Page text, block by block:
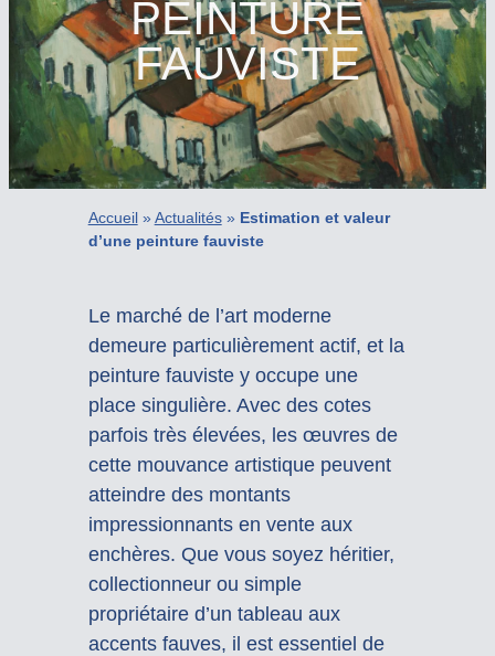
PEINTURE
FAUVISTE
Accueil»Actualités» Estimation et valeur
d’une peinture fauviste
Le marché de l’art moderne
demeure particulièrement actif, et la
peinture fauviste y occupe une
place singulière. Avec des cotes
parfois très élevées, les œuvres de
cette mouvance artistique peuvent
atteindre des montants
impressionnants en vente aux
enchères. Que vous soyez héritier,
collectionneur ou simple
propriétaire d’un tableau aux
accents fauves, il est essentiel de